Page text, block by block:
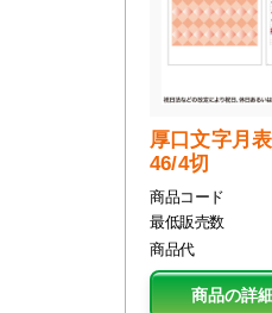
厚口文字月
46/4切
商品コード
最低販売数
商品代
商品の詳